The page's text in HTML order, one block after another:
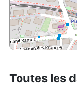
Toutes les